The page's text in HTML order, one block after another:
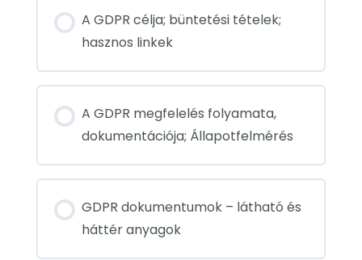
A GDPR célja; büntetési tételek;
hasznos linkek
A GDPR megfelelés folyamata,
dokumentációja; Állapotfelmérés
GDPR dokumentumok – látható és
háttér anyagok